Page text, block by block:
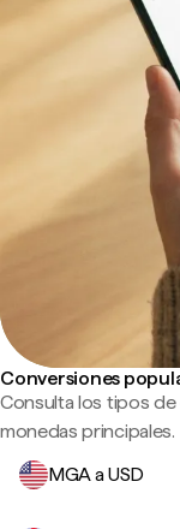
Conversiones
Consulta los tipos de
monedas principales.
MGA a USD